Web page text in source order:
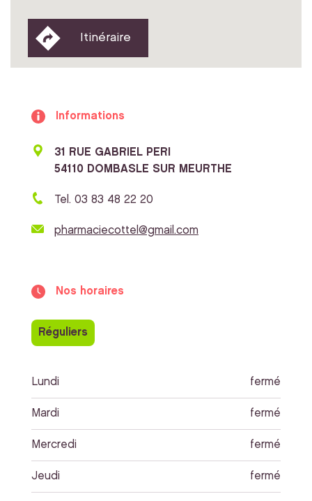
Itinéraire
Informations
31 RUE GABRIEL PERI
54110 DOMBASLE SUR MEURTHE
Tel. 03 83 48 22 20
pharmaciecottel@gmail.com
Nos horaires
Réguliers
Lundi fermé
Mardi fermé
Mercredi fermé
Jeudi fermé